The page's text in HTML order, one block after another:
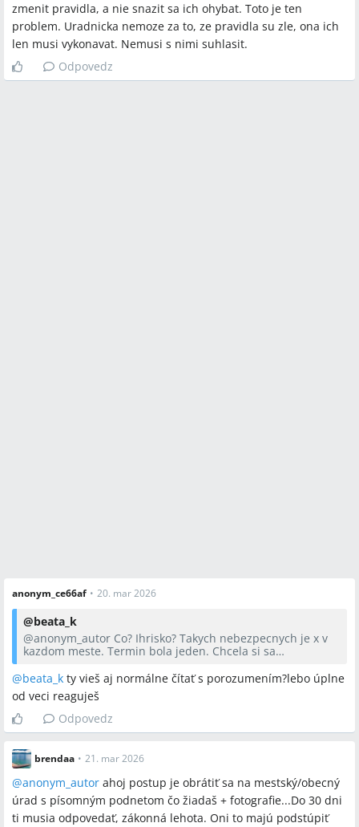
zmenit pravidla, a nie snazit sa ich ohybat. Toto je ten
problem. Uradnicka nemoze za to, ze pravidla su zle, ona ich
len musi vykonavat. Nemusi s nimi suhlasit.
Odpovedz
anonym_ce66af • 20. mar 2026
@beata_k
@anonym_autor Co? Ihrisko? Takych nebezpecnych je x v
kazdom meste. Termin bola jeden. Chcela si sa
poradovniku.
@beata_k ty vieš aj normálne čítať s porozumením?lebo úplne
od veci reaguješ
Odpovedz
brendaa • 21. mar 2026
@anonym_autor ahoj postup je obrátiť sa na mestský/obecný
úrad s písomným podnetom čo žiadaš + fotografie...Do 30 dni
ti musia odpovedať, zákonná lehota. Oni to majú podstúpiť